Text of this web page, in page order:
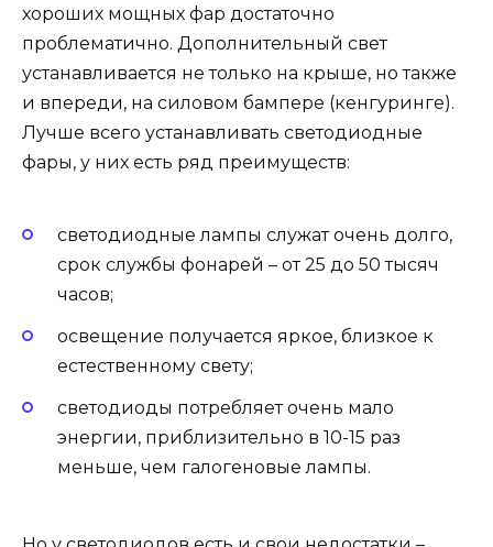
хороших мощных фар достаточно
проблематично. Дополнительный свет
устанавливается не только на крыше, но также
и впереди, на силовом бампере (кенгуринге).
Лучше всего устанавливать светодиодные
фары, у них есть ряд преимуществ:
светодиодные лампы служат очень долго,
срок службы фонарей – от 25 до 50 тысяч
часов;
освещение получается яркое, близкое к
естественному свету;
светодиоды потребляет очень мало
энергии, приблизительно в 10-15 раз
меньше, чем галогеновые лампы.